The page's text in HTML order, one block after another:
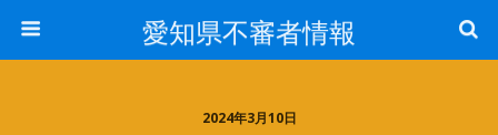
愛知県不審者情報
2024年3月10日